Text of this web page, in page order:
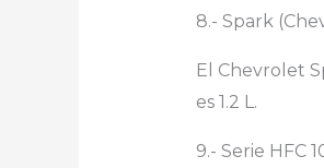
8.- Spark
El Chevrolet
es 1.2 L.
9.- Serie HFC